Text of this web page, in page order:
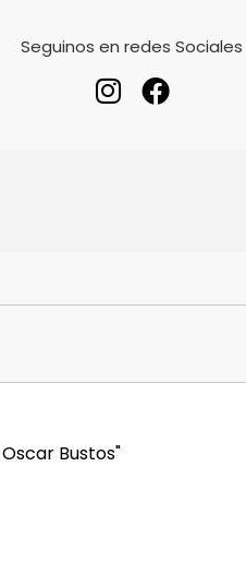
Seguinos en redes Sociales
Bustos"